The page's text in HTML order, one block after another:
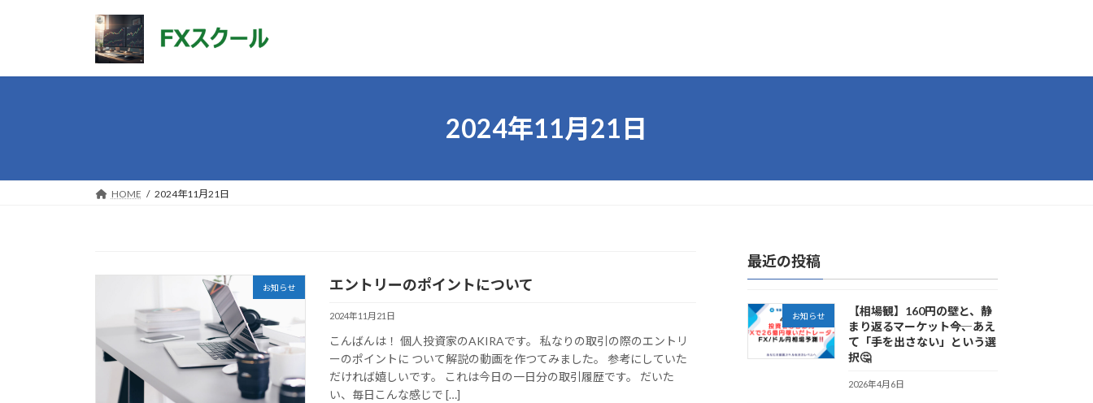
プ
動
2024年11月21日
HOME 2024年11月21日
お知らせ エントリーのポイントについて
2024年11月21日
こんばんは！ 個人投資家のAKIRAです。 私なりの取引の際のエントリ
ーのポイントに ついて解説の動画を作つてみました。 参考にしていた
だければ嬉しいです。 これは今日の一日分の取引履歴です。 だいた
い、毎日こんな感じで […]
最近の投稿
お知らせ
【相場観】160円の壁と、静
まり返るマーケット――今、あえ
て「手を出さない」という選
択🤔
2026年4月6日